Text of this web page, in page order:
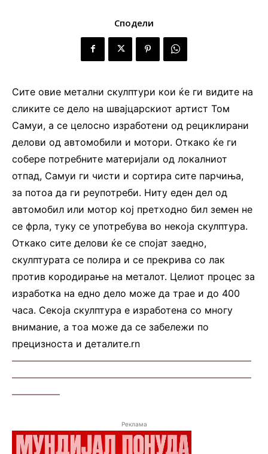
Сподели
Сите овие метални скулптури кои ќе ги видите на
сликите се дело на швајцарскиот артист Том
Самуи, а се целосно изработени од рециклирани
делови од автомобили и мотори. Откако ќе ги
собере потребните материјали од локалниот
отпад, Самуи ги чисти и сортира сите парчиња,
за потоа да ги реупотреби. Ниту еден дел од
автомобил или мотор кој претходно бил земен не
се фрла, туку се употребува во некоја скулптура.
Откако сите делови ќе се спојат заедно,
скулптурата се полира и се прекрива со лак
против кородирање на металот. Целиот процес за
изработка на едно дело може да трае и до 400
часа. Секоја скулптура е изработена со многу
внимание, а тоа може да се забележи по
прецизноста и деталите.rn
—————————————————————————
—————————————————————————
—————
Реклама